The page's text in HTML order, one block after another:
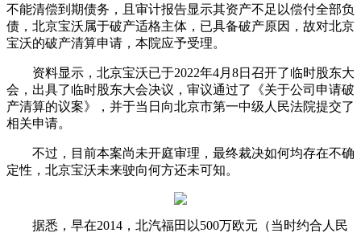
不能清偿到期债务，且审计报告显示其资产不足以偿付全部负
债，北京宝沃属于破产适格主体，已具备破产原因，故对北京
宝沃的破产清算申请，本院应予受理。
资料显示，北京宝沃已于2022年4月8日召开了临时股东大
会，出具了临时股东大会决议，审议通过了《关于公司申请破
产清算的议案》，并于当日向北京市第一中级人民法院提交了
相关申请。
不过，目前本案尚未开庭审理，最终裁决如何均存在不确
定性，北京宝沃未来驶向何方还未可知。
据悉，早在2014，北汽福田以500万欧元（当时约合人民